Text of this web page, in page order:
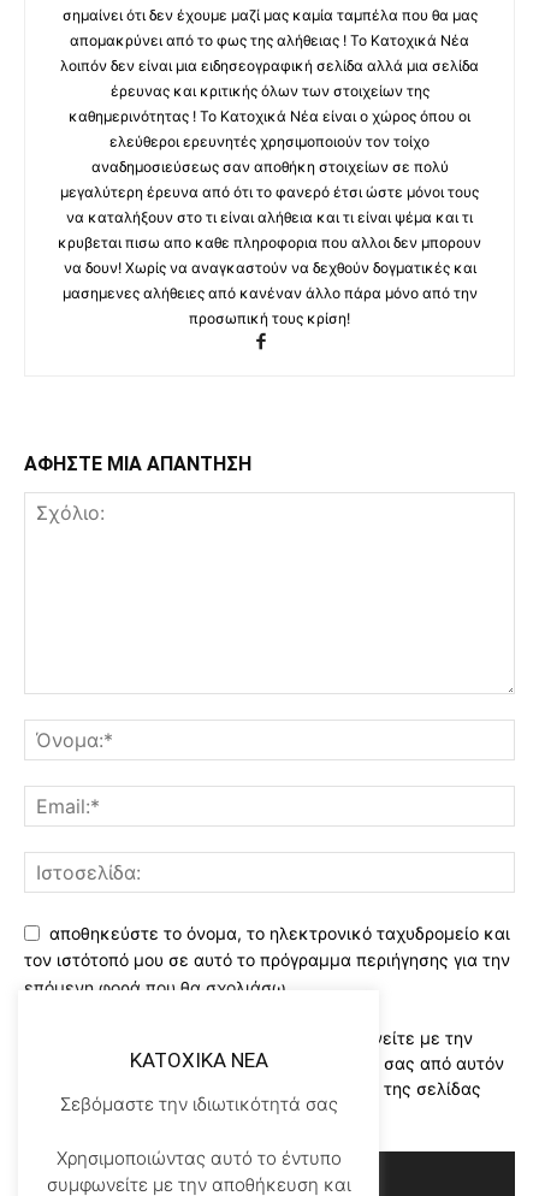
σημαίνει ότι δεν έχουμε μαζί μας καμία ταμπέλα που θα μας
απομακρύνει από το φως της αλήθειας ! Το Κατοχικά Νέα
λοιπόν δεν είναι μια ειδησεογραφική σελίδα αλλά μια σελίδα
έρευνας και κριτικής όλων των στοιχείων της
καθημερινότητας ! Το Κατοχικά Νέα είναι ο χώρος όπου οι
ελεύθεροι ερευνητές χρησιμοποιούν τον τοίχο
αναδημοσιεύσεως σαν αποθήκη στοιχείων σε πολύ
μεγαλύτερη έρευνα από ότι το φανερό έτσι ώστε μόνοι τους
να καταλήξουν στο τι είναι αλήθεια και τι είναι ψέμα και τι
κρυβεται πισω απο καθε πληροφορια που αλλοι δεν μπορουν
να δουν! Χωρίς να αναγκαστούν να δεχθούν δογματικές και
μασημενες αλήθειες από κανέναν άλλο πάρα μόνο από την
προσωπική τους κρίση!
ΑΦΗΣΤΕ ΜΙΑ ΑΠΑΝΤΗΣΗ
αποθηκεύστε το όνομα, το ηλεκτρονικό ταχυδρομείο και
τον ιστότοπό μου σε αυτό το πρόγραμμα περιήγησης για την
επόμενη φορά που θα σχολιάσω.
Χρησιμοποιώντας αυτό το έντυπο συμφωνείτε με την
αποθήκευση και χειρισμό των δεδομένων σας από αυτόν
τον ιστότοπο..Διαβάστε του ορους χρήσης της σελίδας
μας*
KATOXIKA NEA
Σεβόμαστε την ιδιωτικότητά σας
Χρησιμοποιώντας αυτό το έντυπο
συμφωνείτε με την αποθήκευση και